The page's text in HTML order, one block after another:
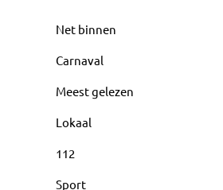
Net binnen
Carnaval
Meest gelezen
Lokaal
112
Sport